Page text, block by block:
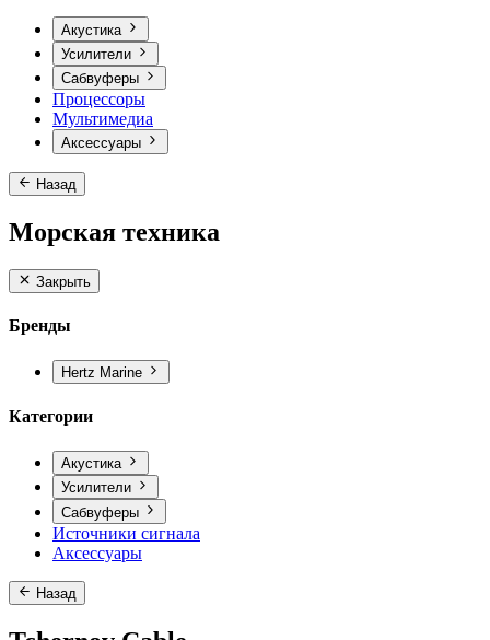
Акустика
Усилители
Сабвуферы
Процессоры
Мультимедиа
Аксессуары
Назад
Морская техника
Закрыть
Бренды
Hertz Marine
Категории
Акустика
Усилители
Сабвуферы
Источники сигнала
Аксессуары
Назад